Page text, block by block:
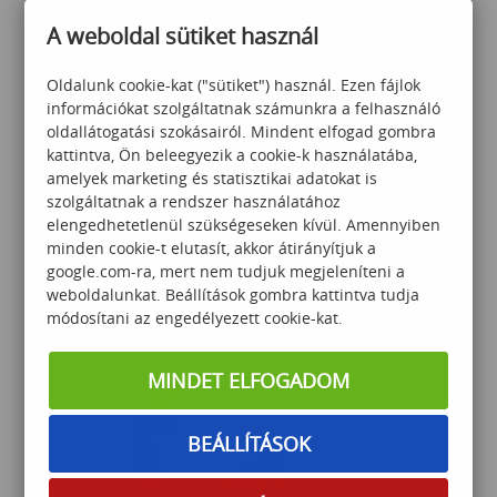
183 750 Ft
Java programozási
alapismeretek
289 000Ft
A weboldal sütiket használ
Oldalunk cookie-kat ("sütiket") használ. Ezen fájlok
információkat szolgáltatnak számunkra a felhasználó
oldallátogatási szokásairól. Mindent elfogad gombra
kattintva, Ön beleegyezik a cookie-k használatába,
amelyek marketing és statisztikai adatokat is
szolgáltatnak a rendszer használatához
elengedhetetlenül szükségeseken kívül. Amennyiben
minden cookie-t elutasít, akkor átirányítjuk a
google.com-ra, mert nem tudjuk megjeleníteni a
weboldalunkat. Beállítások gombra kattintva tudja
módosítani az engedélyezett cookie-kat.
MINDET ELFOGADOM
BEÁLLÍTÁSOK